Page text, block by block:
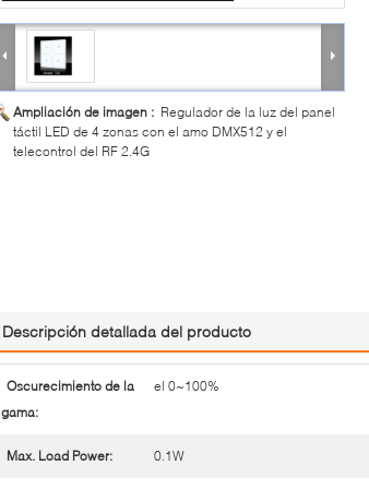
Ampliación de imagen : Regulador de la luz del panel
táctil LED de 4 zonas con el amo DMX512 y el
telecontrol del RF 2.4G
Descripción detallada del producto
Oscurecimiento de la
gama:
el 0~100%
Max. Load Power: 0.1W